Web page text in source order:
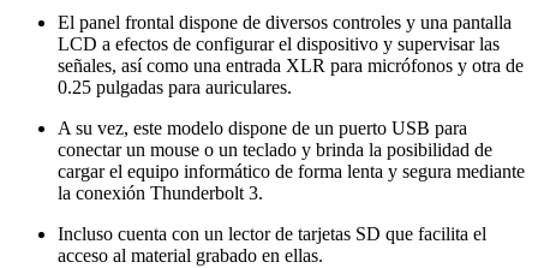
El panel frontal dispone de diversos controles y una pantalla
LCD a efectos de configurar el dispositivo y supervisar las
señales, así como una entrada XLR para micrófonos y otra de
0.25 pulgadas para auriculares.
A su vez, este modelo dispone de un puerto USB para
conectar un mouse o un teclado y brinda la posibilidad de
cargar el equipo informático de forma lenta y segura mediante
la conexión Thunderbolt 3.
Incluso cuenta con un lector de tarjetas SD que facilita el
acceso al material grabado en ellas.